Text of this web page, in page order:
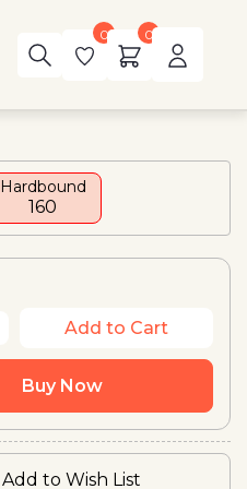
0 0
Hardbound
₹160
Add to Cart
Buy Now
Add to Wish List